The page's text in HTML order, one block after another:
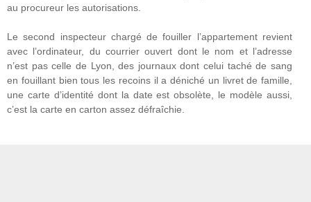
au procureur les autorisations.
Le second inspecteur chargé de fouiller l’appartement revient
avec l’ordinateur, du courrier ouvert dont le nom et l’adresse
n’est pas celle de Lyon, des journaux dont celui taché de sang
en fouillant bien tous les recoins il a déniché un livret de famille,
une carte d’identité dont la date est obsolète, le modèle aussi,
c’est la carte en carton assez défraîchie.